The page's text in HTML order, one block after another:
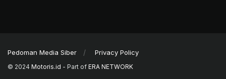
Pedoman Media Siber Privacy Policy
© 2024 Motoris.id - Part of ERA NETWORK